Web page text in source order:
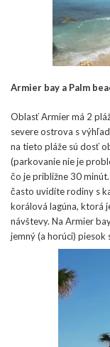
Armier bay a Palm
Oblasť Armier má 2
severe ostrova s
na tieto pláže sú dosť
(parkovanie nie je
čo je približne 30
často uvidíte rodiny s
korálová lagúna, ktorá
návštevy. Na Armier
jemný (a horúci)